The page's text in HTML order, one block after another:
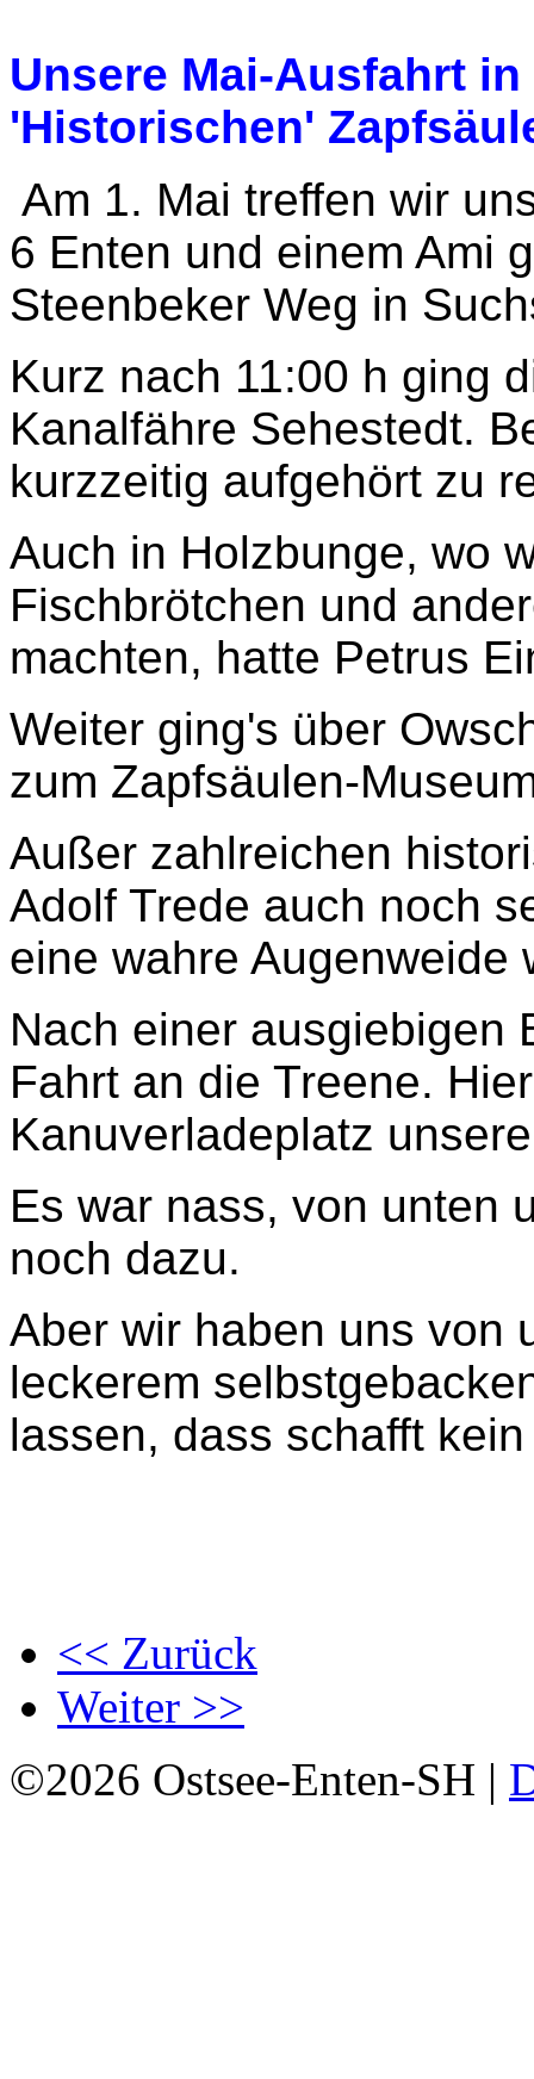
Unsere Mai-Ausfahrt
'Historischen'
Am 1. Mai treffen wir
6 Enten und einem Ami
Steenbeker Weg in
Kurz nach 11:00 h ging
Kanalfähre Sehestedt.
kurzzeitig aufgehört zu
Auch in Holzbunge, wo
Fischbrötchen und
machten, hatte Petrus
Weiter ging's über
zum Zapfsäulen-
Außer zahlreichen
Adolf Trede auch noch
eine wahre Augenweide
Nach einer ausgiebigen
Fahrt an die Treene.
Kanuverladeplatz
Es war nass, von unten
noch dazu.
Aber wir haben uns von
leckerem
lassen, dass schafft
<< Zurück
Weiter >>
©2026 Ostsee-Enten-SH |